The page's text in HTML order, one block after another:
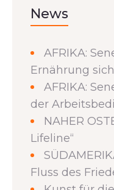
News
AFRIKA:
Ernährung
AFRIKA:
der
NAHER
Lifeline“
Fluss des